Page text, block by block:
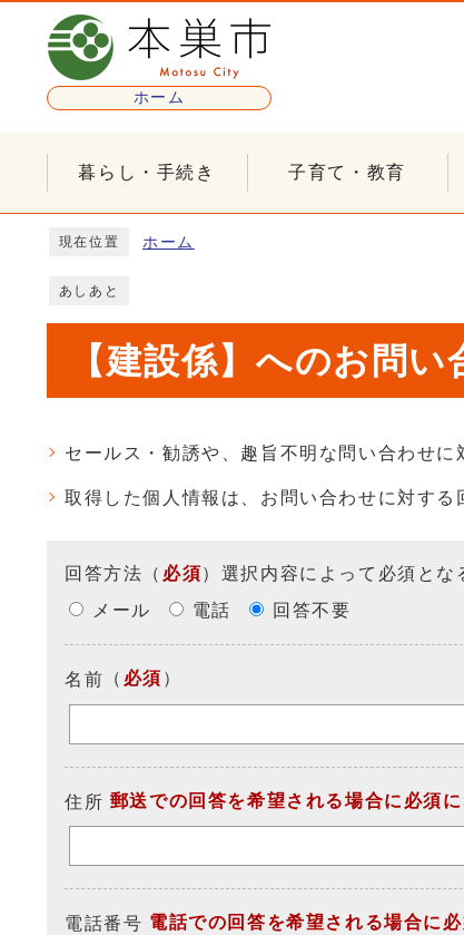
ページの先頭です
ホーム
暮らし・手続き 子育て・教育
現在位置 ホーム
あしあと
【建設係】へのお問
セールス・勧誘や、趣旨不明な問い合わせに
取得した個人情報は、お問い合わせに対す
回答方法 （ 必須）選択内容によって必須とな
メール
電話 回答不要
名前 （ 必須 ）
住所 郵送での回答を希望される場合に必須
電話番号 電話での回答を希望される場合に